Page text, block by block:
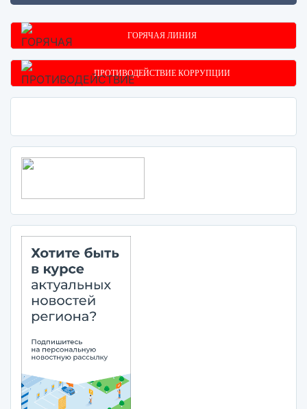
ГОРЯЧАЯ ЛИНИЯ
ПРОТИВОДЕЙСТВИЕ КОРРУПЦИИ